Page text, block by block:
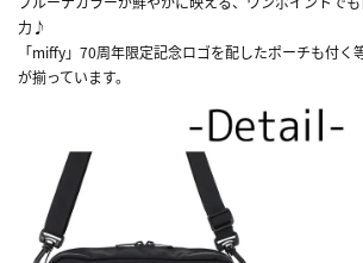
力♪
「miffy」70周年限定記念ロゴを配したポーチも付く
が揃っています。